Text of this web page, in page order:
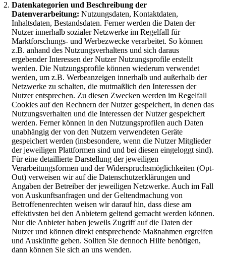
Datenkategorien und Beschreibung der
Datenverarbeitung: Nutzungsdaten, Kontaktdaten,
Inhaltsdaten, Bestandsdaten. Ferner werden die Daten der
Nutzer innerhalb sozialer Netzwerke im Regelfall für
Marktforschungs- und Werbezwecke verarbeitet. So können
z.B. anhand des Nutzungsverhaltens und sich daraus
ergebender Interessen der Nutzer Nutzungsprofile erstellt
werden. Die Nutzungsprofile können wiederum verwendet
werden, um z.B. Werbeanzeigen innerhalb und außerhalb der
Netzwerke zu schalten, die mutmaßlich den Interessen der
Nutzer entsprechen. Zu diesen Zwecken werden im Regelfall
Cookies auf den Rechnern der Nutzer gespeichert, in denen das
Nutzungsverhalten und die Interessen der Nutzer gespeichert
werden. Ferner können in den Nutzungsprofilen auch Daten
unabhängig der von den Nutzern verwendeten Geräte
gespeichert werden (insbesondere, wenn die Nutzer Mitglieder
der jeweiligen Plattformen sind und bei diesen eingeloggt sind).
Für eine detaillierte Darstellung der jeweiligen
Verarbeitungsformen und der Widerspruchsmöglichkeiten (Opt-
Out) verweisen wir auf die Datenschutzerklärungen und
Angaben der Betreiber der jeweiligen Netzwerke. Auch im Fall
von Auskunftsanfragen und der Geltendmachung von
Betroffenenrechten weisen wir darauf hin, dass diese am
effektivsten bei den Anbietern geltend gemacht werden können.
Nur die Anbieter haben jeweils Zugriff auf die Daten der
Nutzer und können direkt entsprechende Maßnahmen ergreifen
und Auskünfte geben. Sollten Sie dennoch Hilfe benötigen,
dann können Sie sich an uns wenden.